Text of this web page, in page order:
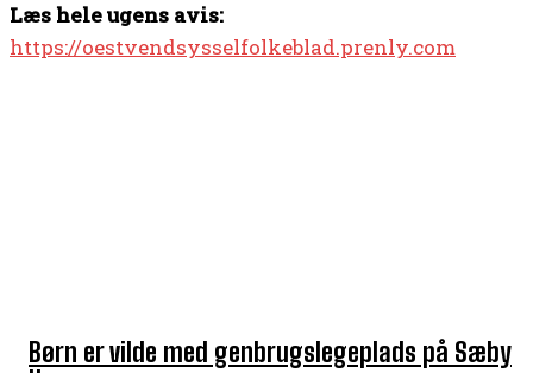
Børn er vilde med genbrugslegeplads på Sæby
Læs hele ugens avis:
https://oestvendsysselfolkeblad.prenly.com